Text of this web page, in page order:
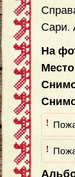
Сари.
На
Место
!
!